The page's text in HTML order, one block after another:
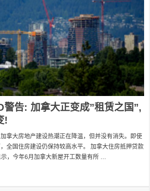
警告: 加拿大正变成”租赁之国”,
!
拿大房地产建设热潮正在降温，但并没有消失。即使
全国住房建设仍保持较高水平。 加拿大住房抵押贷款
，今年6月加拿大新屋开工数量有所 …